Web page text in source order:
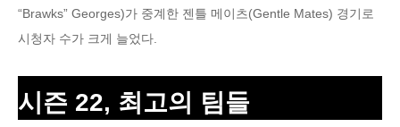
“Brawks” Georges)가 중계한 젠틀 메이츠(Gentle Mates) 경기로
시청자 수가 크게 늘었다.
시즌 22, 최고의 팀들